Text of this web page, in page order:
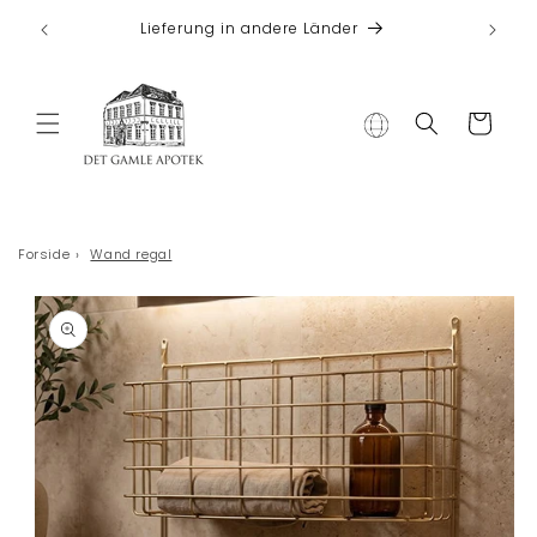
Inhalt
Lieferung in andere Länder
Warenkorb
Forside › Wand regal